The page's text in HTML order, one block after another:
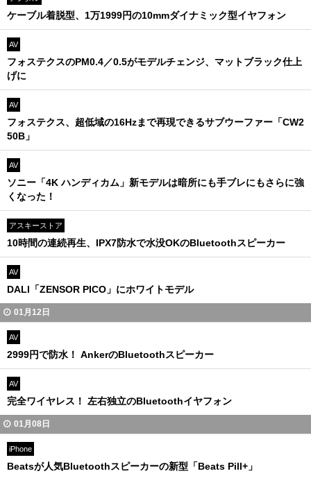
ケーブル着脱型、1万1999円の10mmダイナミック型イヤフォン
AV
フォステクスのPM0.4／0.5がモデルチェンジ、マットブラック仕上
げに
AV
フォステクス、超低域の16Hzまで再現できるサブウーファー「CW2
50B」
AV
ソニー「4K ハンディカム」新モデルは暗所にも手ブレにもさらに強
くなった！
アスキーストア
10時間の連続再生、IPX7防水で水没OKのBluetoothスピーカー
AV
DALI「ZENSOR PICO」にホワイトモデル
01月12日
AV
2999円で防水！ AnkerのBluetoothスピーカー
AV
完全ワイヤレス！ 左右独立のBluetoothイヤフォン
01月08日
iPhone
Beatsが人気Bluetoothスピーカーの新型「Beats Pill+」